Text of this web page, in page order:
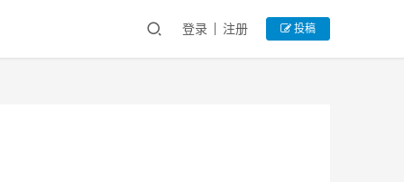
登录 注册 投稿